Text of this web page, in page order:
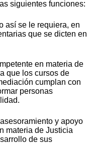
siguientes funciones:
así se le requiera, en
que se dicten en
en materia de
que los cursos de
cumplan con
personas
y apoyo
materia de Justicia
de sus